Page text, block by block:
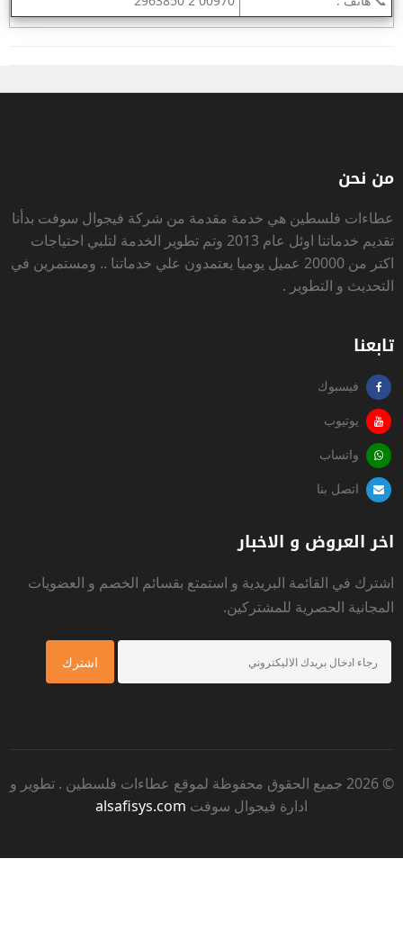
من نحن
عطاءات فلسطينهي خدمة مقدمة من شركة فيجوال سوفت بدأنا
تقديم خدماتنا اوئل عام 2013 وتم تطوير الخدمة لتلبي احتياجات
اكتر من 20000 عميل يوميا يعتمدون علي خدماتنا .. ومستمرين في
التحديث و التطوير .
تابعنا
فيسبوك
يوتيوب
واتساب
اتصل بنا
اخر العروض و الاخبار
اشترك في القائمة البريدية و استمتع بقسائم الخصم و العضويات
المجانية الحصرية للمشتركين.
© 2026 جميع الحقوق محفوظة لموقع عطاءات فلسطين. تطوير و
ادارة فيجوال سوفت alsafisys.com